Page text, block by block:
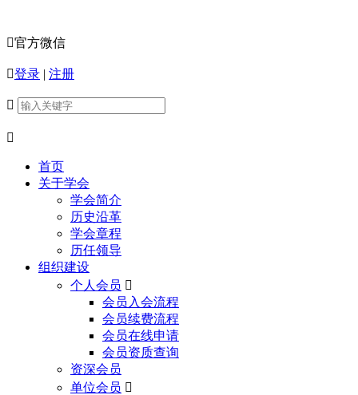
官方微信
登录 | 注册


首页
关于学会
学会简介
历史沿革
学会章程
历任领导
组织建设
个人会员 
会员入会流程
会员续费流程
会员在线申请
会员资质查询
资深会员
单位会员 